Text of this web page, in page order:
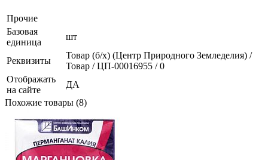
Прочие
Базовая
единица
шт
Реквизиты
Товар (б/х) (Центр Природного Земледелия) /
Товар / ЦП-00016955 / 0
Отображать
на сайте
ДА
Похожие товары (8)